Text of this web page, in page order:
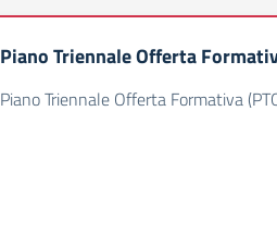
Piano Triennale Offerta
Piano Triennale Offerta Formativa